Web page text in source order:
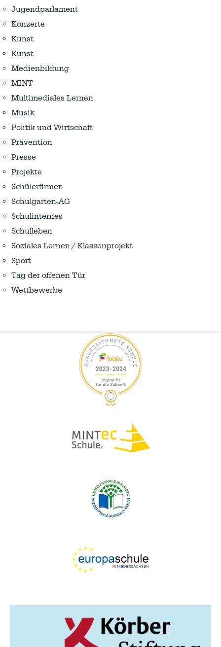
Jugendparlament
Konzerte
Kunst
Kunst
Medienbildung
MINT
Multimediales Lernen
Musik
Politik und Wirtschaft
Prävention
Presse
Projekte
Schülerfirmen
Schulgarten-AG
Schulinternes
Schulleben
Soziales Lernen / Klassenprojekt
Sport
Tag der offenen Tür
Wettbewerbe